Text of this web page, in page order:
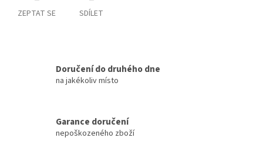
ZEPTAT SE SDÍLET
Doručení do druhého dne
na jakékoliv místo
Garance doručení
nepoškozeného zboží